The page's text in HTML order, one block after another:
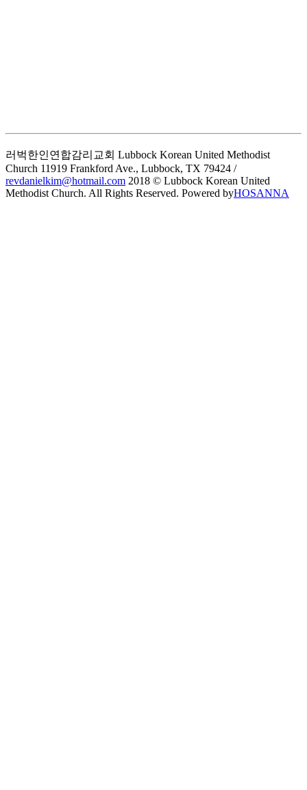
러벅한인연합감리교회 Lubbock Korean United Methodist
Church 11919 Frankford Ave., Lubbock, TX 79424 /
revdanielkim@hotmail.com 2018 © Lubbock Korean United
Methodist Church. All Rights Reserved. Powered byHOSANNA